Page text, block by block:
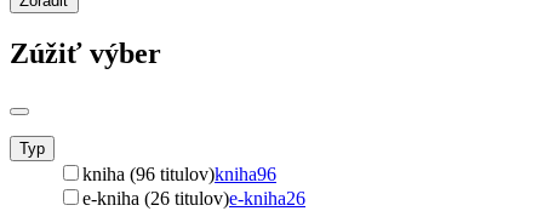
Zúžiť výber
Typ
kniha (96 titulov)kniha96
e-kniha (26 titulov)e-kniha26